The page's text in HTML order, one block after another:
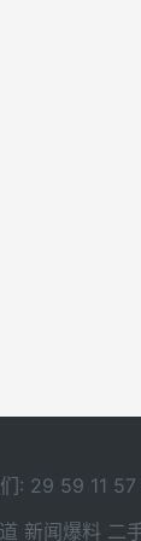
: 29 59 11
新闻爆料 二